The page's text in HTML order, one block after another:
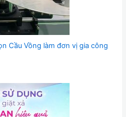
Cầu Vồng làm đơn vị gia công